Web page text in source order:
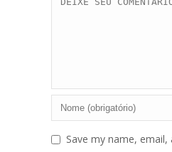
Save my name,